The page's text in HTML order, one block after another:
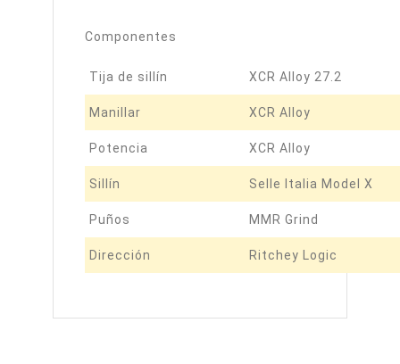
Componentes
Tija de sillín XCR Alloy 27.2
Manillar XCR Alloy
Potencia XCR Alloy
Sillín Selle Italia Model X
Puños MMR Grind
Dirección Ritchey Logic